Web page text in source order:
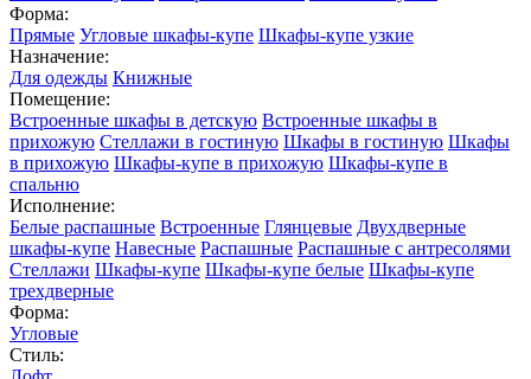
Форма:
Прямые Угловые шкафы-купе Шкафы-купе узкие
Назначение:
Для одежды Книжные
Помещение:
Встроенные шкафы в детскую Встроенные шкафы в
прихожую Стеллажи в гостиную Шкафы в гостиную Шкафы
в прихожую Шкафы-купе в прихожую Шкафы-купе в
спальню
Исполнение:
Белые распашные Встроенные Глянцевые Двухдверные
шкафы-купе Навесные Распашные Распашные с антресолями
Стеллажи Шкафы-купе Шкафы-купе белые Шкафы-купе
трехдверные
Форма:
Угловые
Стиль: